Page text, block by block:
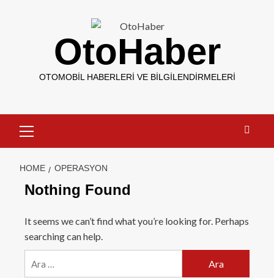
OtoHaber
OTOMOBIL HABERLERI VE BILGILENDIRMELERI
HOME OPERASYON
Nothing Found
It seems we can’t find what you’re looking for. Perhaps
searching can help.